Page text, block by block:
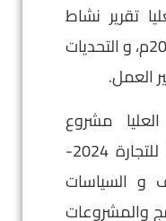
تقرير نشاط
شبكة ليبيا للتجارة للعام 2023م، و التحديات
العمل.
مشروع
الخطة العامة لشبكة ليبيا للتجارة 2024-
و السياسات
والمشروعات